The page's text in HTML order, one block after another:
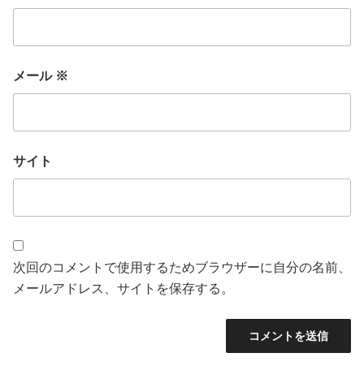
メール ※
サイト
次回のコメントで使用するためブラウザーに自分の名前、
メールアドレス、サイトを保存する。